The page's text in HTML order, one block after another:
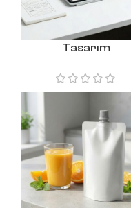
Tasarım